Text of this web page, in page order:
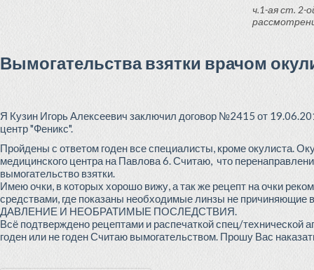
ч.1-ая ст. 2-
Вымогательства взятки врачом
Я Кузин Игорь Алексеевич заключил договор №2415 от
центр "Феникс".
Пройдены с ответом годен все специалисты, кроме окулиста.
медицинского центра на Павлова 6. Считаю, что
вымогательство взятки.
Имею очки, в которых хорошо вижу, а так же рецепт на очки
средствами, где показаны необходимые линзы не
ДАВЛЕНИЕ И НЕОБРАТИМЫЕ ПОСЛЕДСТВИЯ.
Всё подтверждено рецептами и распечаткой спец/технической
годен или не годен Считаю вымогательством. Прошу Вас